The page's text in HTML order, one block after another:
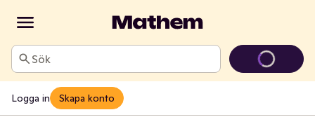
Sök
Logga in Skapa konto